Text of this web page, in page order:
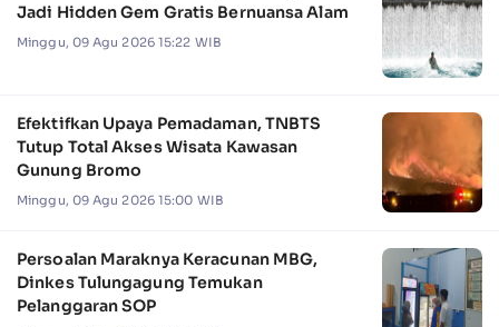
Jadi Hidden Gem Gratis Bernuansa Alam
Minggu, 09 Agu 2026 15:22 WIB
Efektifkan Upaya Pemadaman, TNBTS
Tutup Total Akses Wisata Kawasan
Gunung Bromo
Minggu, 09 Agu 2026 15:00 WIB
Persoalan Maraknya Keracunan MBG,
Dinkes Tulungagung Temukan
Pelanggaran SOP